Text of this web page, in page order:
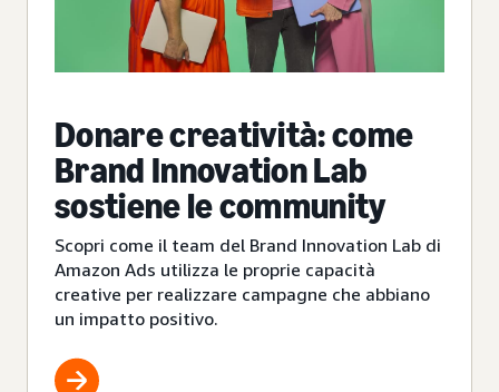
Donare creatività: come
Brand Innovation Lab
sostiene le community
Scopri come il team del Brand Innovation Lab di
Amazon Ads utilizza le proprie capacità
creative per realizzare campagne che abbiano
un impatto positivo.